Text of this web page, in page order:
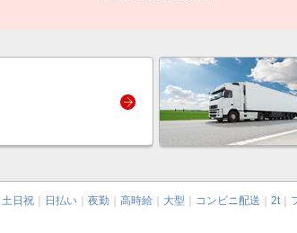
土日祝 日払い 夜勤 高時給 大型 コンビニ配送 2t｜